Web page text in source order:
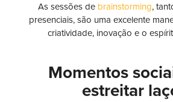
As sessões de brainstorming,
presenciais, são uma excelente
criatividade, inovação e o
Momentos
estreitar